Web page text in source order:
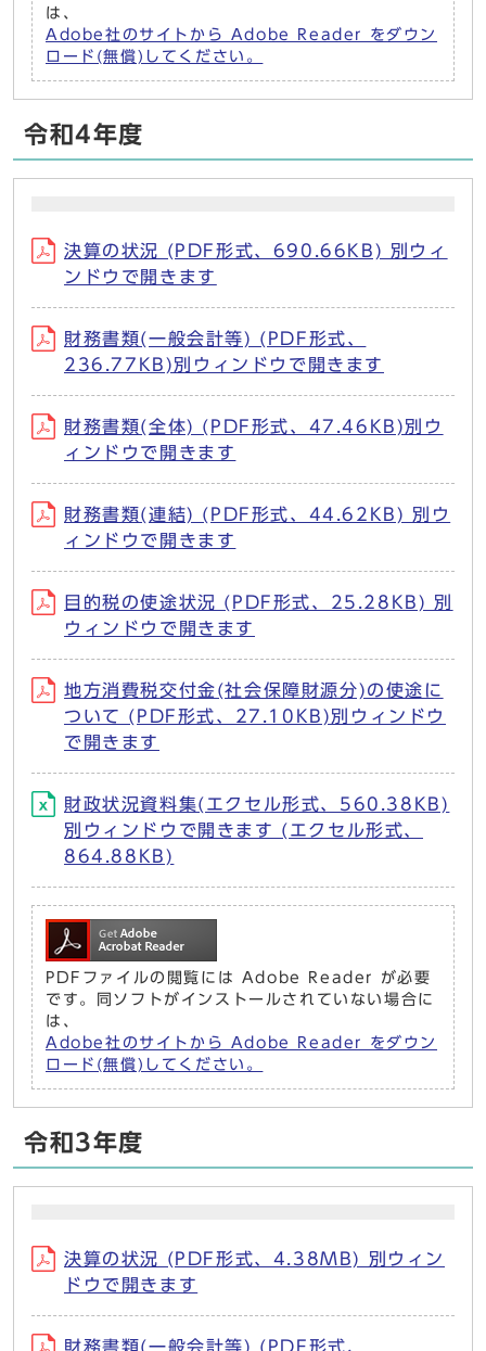
は、
Adobe社のサイトから Adobe Reader をダウン
ロード(無償)してください。
令和4年度
決算の状況 (PDF形式、690.66KB) 別ウィ
ンドウで開きます
財務書類(一般会計等) (PDF形式、
236.77KB)別ウィンドウで開きます
財務書類(全体) (PDF形式、47.46KB)別ウ
ィンドウで開きます
財務書類(連結) (PDF形式、44.62KB) 別ウ
ィンドウで開きます
目的税の使途状況 (PDF形式、25.28KB) 別
ウィンドウで開きます
地方消費税交付金(社会保障財源分)の使途に
ついて (PDF形式、27.10KB)別ウィンドウ
で開きます
財政状況資料集(エクセル形式、560.38KB)
別ウィンドウで開きます (エクセル形式、
864.88KB)
PDFファイルの閲覧には Adobe Reader が必要
です。同ソフトがインストールされていない場合に
は、
Adobe社のサイトから Adobe Reader をダウン
ロード(無償)してください。
令和3年度
決算の状況 (PDF形式、4.38MB) 別ウィン
ドウで開きます
財務書類(一般会計等) (PDF形式、